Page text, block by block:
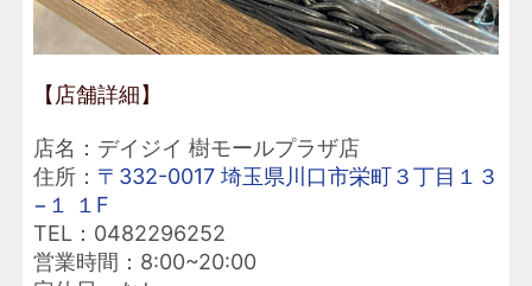
【店舗詳細】
店名：デイジイ 樹モールプラザ店
住所： 〒332-0017 埼玉県川口市栄町３丁目１３
−１ １F
TEL：0482296252
営業時間：8:00~20:00